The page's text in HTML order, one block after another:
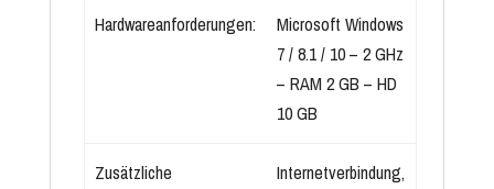
Hardwareanforderungen:
Microsoft Windows
7 / 8.1 / 10 – 2 GHz
– RAM 2 GB – HD
10 GB
Zusätzliche
Internetverbindung,